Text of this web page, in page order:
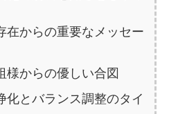
在からの重要なメッセー
様からの優しい合図
化とバランス調整のタイ